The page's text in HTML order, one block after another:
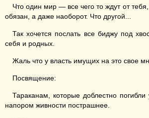
Что один мир — все чего то ждут от
обязан, а даже наоборот. Что другой...
Так хочется послать все биджу под
себя и родных.
Жаль что у власть имущих на это свое
Посвящение:
Тараканам, которые доблестно
напором живности пострашнее.